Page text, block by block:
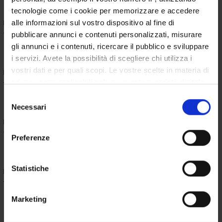
tecnologie come i cookie per memorizzare e accedere
alle informazioni sul vostro dispositivo al fine di
pubblicare annunci e contenuti personalizzati, misurare
gli annunci e i contenuti, ricercare il pubblico e sviluppare
i servizi. Avete la possibilità di scegliere chi utilizza i
vostri dati e per quali scopi. Le vostre scelte in materia di
privacy sono applicabili solo su questa proprietà digitale
modificare o revocare il proprio consenso in qualsiasi
momento dalla Dichiarazione sui cookie o facendo clic
raccogliere informazioni sulla tua posizione
geografica, con un'approssimazione di qualche
Identificare il tuo dispositivo, scansionandolo
del
consenso
Necessari
Preferenze
Statistiche
Marketing
Module: Medicina di comunità: lezioni
-------
Module: Informatica/Statistica medica
-------
Module: Medicina del lavoro: lezioni
-------
Module: Organizzazione aziendale: lezioni
-------